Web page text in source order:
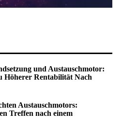
und Austauschmotor:
Höherer Rentabilität Nach
Austauschmotors:
Treffen nach einem